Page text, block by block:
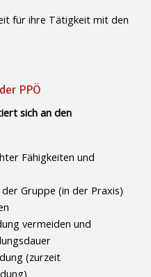
für ihre Tätigkeit mit den
PPÖ
sich an den
Fähigkeiten und
Gruppe (in der Praxis)
vermeiden und
(zurzeit